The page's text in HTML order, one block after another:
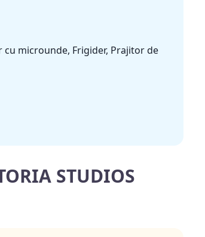
cu microunde, Frigider, Prajitor de
STUDIOS